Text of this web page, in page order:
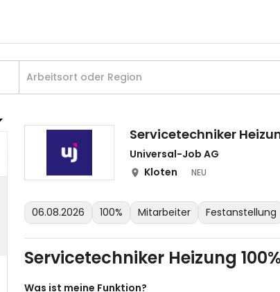
Servicetechniker
Universal-Job AG
Kloten
NEU
06.08.2026 100% Mitarbeiter Festanstellung
Servicetechniker Heizung
Was ist meine Funktion?